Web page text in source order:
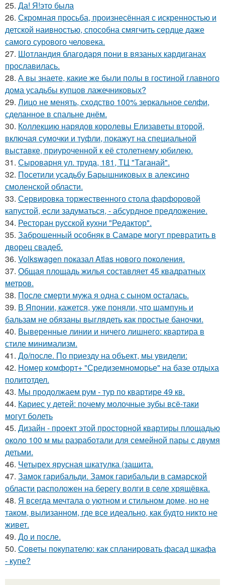
25. Да! Я!это была
26. Скромная просьба, произнесённая с искренностью и
детской наивностью, способна смягчить сердце даже
самого сурового человека.
27. Шотландия благодаря пони в вязаных кардиганах
прославилась.
28. А вы знаете, какие же были полы в гостиной главного
дома усадьбы купцов лажечниковых?
29. Лицо не менять, сходство 100% зеркальное селфи,
сделанное в спальне днём.
30. Коллекцию нарядов королевы Елизаветы второй,
включая сумочки и туфли, покажут на специальной
выставке, приуроченной к её столетнему юбилею.
31. Сыроварня ул. труда, 181, ТЦ "Таганай".
32. Посетили усадьбу Барышниковых в алексино
смоленской области.
33. Сервировка торжественного стола фарфоровой
капустой, если задуматься, - абсурдное предложение.
34. Ресторан русской кухни "Редактор".
35. Заброшенный особняк в Самаре могут превратить в
дворец свадеб.
36. Volkswagen показал Atlas нового поколения.
37. Общая площадь жилья составляет 45 квадратных
метров.
38. После смерти мужа я одна с сыном осталась.
39. В Японии, кажется, уже поняли, что шампунь и
бальзам не обязаны выглядеть как простые баночки.
40. Выверенные линии и ничего лишнего: квартира в
стиле минимализм.
41. До/после. По приезду на объект, мы увидели:
42. Номер комфорт+ "Средиземноморье" на базе отдыха
политотдел.
43. Мы продолжаем рум - тур по квартире 49 кв.
44. Кариес у детей: почему молочные зубы всё-таки
могут болеть
45. Дизайн - проект этой просторной квартиры площадью
около 100 м мы разработали для семейной пары с двумя
детьми.
46. Четырех ярусная шкатулка (защита.
47. Замок гарибальди. Замок гарибальди в самарской
области расположен на берегу волги в селе хрящёвка.
48. Я всегда мечтала о уютном и стильном доме, но не
таком, вылизанном, где все идеально, как будто никто не
живет.
49. До и после.
50. Советы покупателю: как спланировать фасад шкафа
- купе?